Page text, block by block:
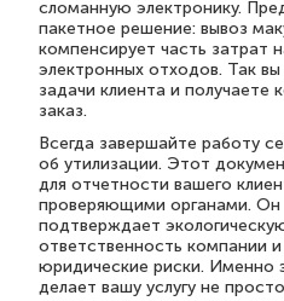
сломанную электронику.
пакетное решение: вывоз
компенсирует часть затрат
электронных отходов. Так
задачи клиента и получаете
заказ.
Всегда завершайте работу
об утилизации. Этот
для отчетности вашего
проверяющими органами. Он
подтверждает
ответственность компании и
юридические риски. Именно
делает вашу услугу не